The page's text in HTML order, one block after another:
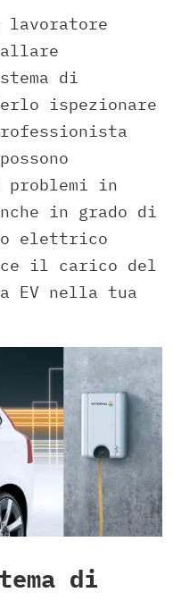
di
ispezionare
in
in grado di
elettrico
il carico del
EV nella tua
di